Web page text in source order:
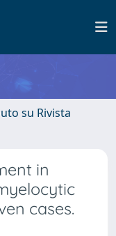
su Rivista
in
cases.